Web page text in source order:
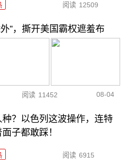
阅读 12509
”，撕开美国霸权遮羞布
阅读 11452 08-04
种？以色列这波操作，连特
面子都敢踩！
阅读 6915